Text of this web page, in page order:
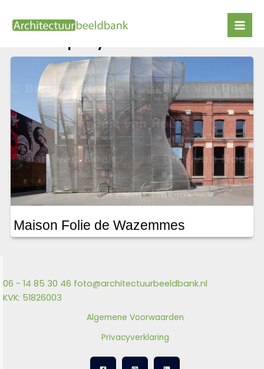
naar
Lars Spuybroek
Maison Folie de Wazemmes
06 - 14 85 30 46 foto@architectuurbeeldbank.nl
KVK: 51826003
Algemene Voorwaarden
Privacyverklaring